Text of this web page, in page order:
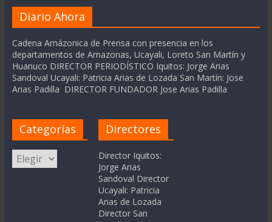
Diario Ahora
Cadena Amázonica de Prensa con presencia en los
departamentos de Amazonas, Ucayali, Loreto San Martín y
Huanuco DIRECTOR PERIODÍSTICO Iquitos: Jorge Arias
Sandoval Ucayali: Patricia Arias de Lozada San Martín: Jose
Arias Padilla DIRECTOR FUNDADOR Jose Arias Padilla
Categorías
Categorías
Directores
Director Iquitos:
Jorge Arias
Sandoval Director
Ucayali: Patricia
Arias de Lozada
Director San